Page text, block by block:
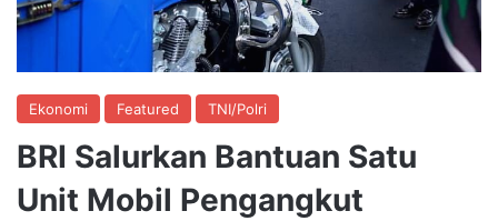
Ekonomi Featured TNI/Polri
BRI Salurkan Bantuan Satu
Unit Mobil Pengangkut